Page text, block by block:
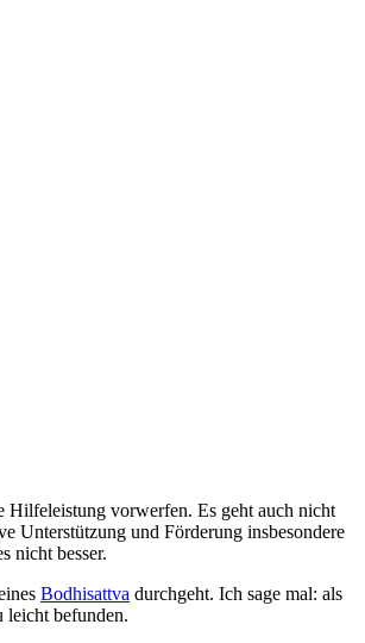
Hilfeleistung vorwerfen. Es geht auch nicht
Unterstützung und Förderung insbesondere
nicht besser.
Bodhisattva durchgeht. Ich sage mal: als
leicht befunden.